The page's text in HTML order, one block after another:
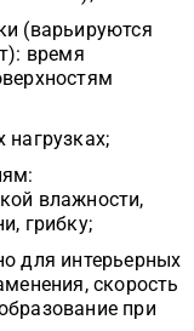
(варьируются
время
влажности,
грибку;
для интерьерных
скорость
при